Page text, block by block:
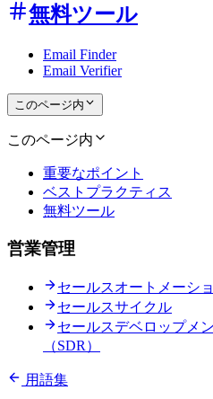
無料ツール
Email Finder
Email Verifier
このページ内
このページ内
重要なポイント
ベストプラクティス
無料ツール
営業管理
セールスオートメーシ
セールスサイクル
セールスデベロップメ
（SDR）
用語集